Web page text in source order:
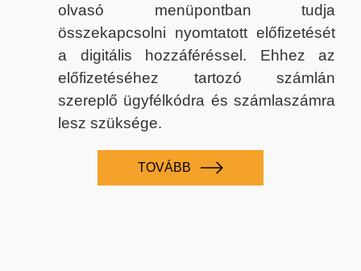
olvasó menüpontban tudja
összekapcsolni nyomtatott előfizetését
a digitális hozzáféréssel. Ehhez az
előfizetéséhez tartozó számlán
szereplő ügyfélkódra és számlaszámra
lesz szüksége.
TOVÁBB